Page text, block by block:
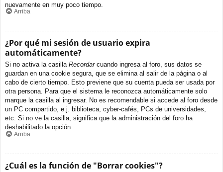
nuevamente en muy poco tiempo.
Arriba
¿Por qué mi sesión de usuario expira
automáticamente?
Si no activa la casilla Recordarcuando ingresa al foro, sus datos se
guardan en una cookie segura, que se elimina al salir de la página o al
cabo de cierto tiempo. Esto previene que su cuenta pueda ser usada por
otra persona. Para que el sistema le reconozca automáticamente solo
marque la casilla al ingresar. No es recomendable si accede al foro desde
un PC compartido, e.j. biblioteca, cyber-cafés, PCs de universidades,
etc. Si no ve la casilla, significa que la administración del foro ha
deshabilitado la opción.
Arriba
¿Cuál es la función de "Borrar cookies"?